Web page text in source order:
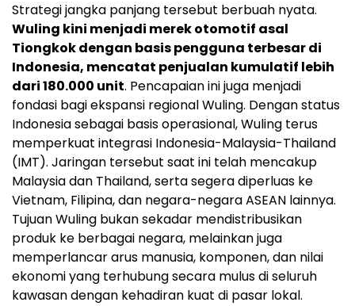
Strategi jangka panjang tersebut berbuah nyata.
Wuling kini menjadi merek otomotif asal
Tiongkok dengan basis pengguna terbesar di
Indonesia, mencatat penjualan kumulatif lebih
dari 180.000 unit. Pencapaian ini juga menjadi
fondasi bagi ekspansi regional Wuling. Dengan status
Indonesia sebagai basis operasional, Wuling terus
memperkuat integrasi Indonesia-Malaysia-Thailand
(IMT). Jaringan tersebut saat ini telah mencakup
Malaysia dan Thailand, serta segera diperluas ke
Vietnam, Filipina, dan negara-negara ASEAN lainnya.
Tujuan Wuling bukan sekadar mendistribusikan
produk ke berbagai negara, melainkan juga
memperlancar arus manusia, komponen, dan nilai
ekonomi yang terhubung secara mulus di seluruh
kawasan dengan kehadiran kuat di pasar lokal.